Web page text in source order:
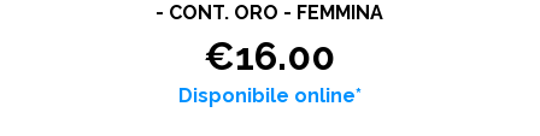
- CONT. ORO - FEMMINA
€16.00
Disponibile online*